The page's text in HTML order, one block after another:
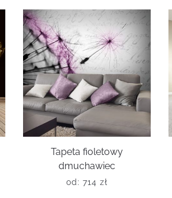
Tapeta fioletowy
dmuchawiec
od: 714 zł